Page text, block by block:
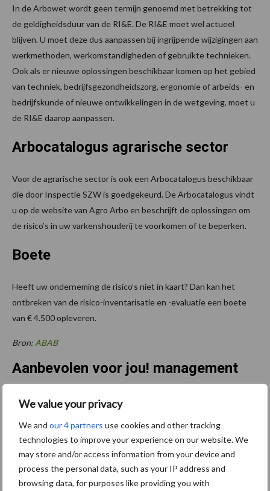
We value your privacy
We and our 4 partners use cookies and other tracking
technologies to improve your experience on our website. We
may store and/or access information from your device and
process the personal data, such as your IP address and
browsing data, for purposes like providing you with
In de Arbowet wordt geen termijn genoemd met betrekking tot
de geldigheidsduur van de RI&E. De RI&E moet wel actueel
blijven. U moet deze dus aanpassen bij ingrijpende wijzigingen aan
werkmethoden, werkomstandigheden of gebruikte technieken.
Ook als er nieuwe oplossingen beschikbaar komen op het gebied
van techniek, bedrijfsgezondheidszorg, ergonomie of arbeids- en
bedrijfskunde of nieuwe ontwikkelingen in de wetgeving, moet u
de RI&E daarop aanpassen.
Arbocatalogus agrarische sector
Voor de agrarische sector is ook een Arbocatalogus beschikbaar
die door Inspectie SZW is goedgekeurd. De Arbocatalogus vindt
u op de website van Agro Arbo en beschrijft de oplossingen om
de risico’s in uw varkenshouderij te voorkomen of te beperken.
Boete
Heeft uw onderneming de risico’s niet in kaart? Dan kan het
ontbreken van de risico-inventarisatie en -evaluatie een boete
van € 4.500 opleveren.
Bron: ABAB
Aanbevolen voor jou! management
“Inzicht is nog maar het
Stilstand voorkomen met